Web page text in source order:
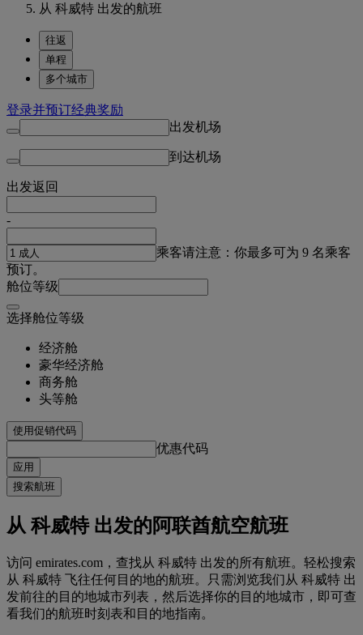
从 科威特 出发的航班
往返
单程
多个城市
登录并预订经典奖励
出发机场
到达机场
出发返回
-
乘客请注意：你最多可为 9 名乘客
预订。
舱位等级
选择舱位等级
经济舱
豪华经济舱
商务舱
头等舱
使用促销代码
优惠代码
应用
搜索航班
从 科威特 出发的阿联酋航空航班
访问 emirates.com，查找从 科威特 出发的所有航班。轻松搜索
从 科威特 飞往任何目的地的航班。只需浏览我们从 科威特 出
发前往的目的地城市列表，然后选择你的目的地城市，即可查
看我们的航班时刻表和目的地指南。